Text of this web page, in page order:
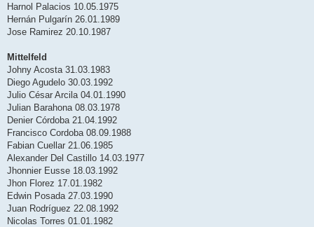
Harnol Palacios 10.05.1975
Hernán Pulgarín 26.01.1989
Jose Ramirez 20.10.1987
Mittelfeld
Johny Acosta 31.03.1983
Diego Agudelo 30.03.1992
Julio César Arcila 04.01.1990
Julian Barahona 08.03.1978
Denier Córdoba 21.04.1992
Francisco Cordoba 08.09.1988
Fabian Cuellar 21.06.1985
Alexander Del Castillo 14.03.1977
Jhonnier Eusse 18.03.1992
Jhon Florez 17.01.1982
Edwin Posada 27.03.1990
Juan Rodríguez 22.08.1992
Nicolas Torres 01.01.1982